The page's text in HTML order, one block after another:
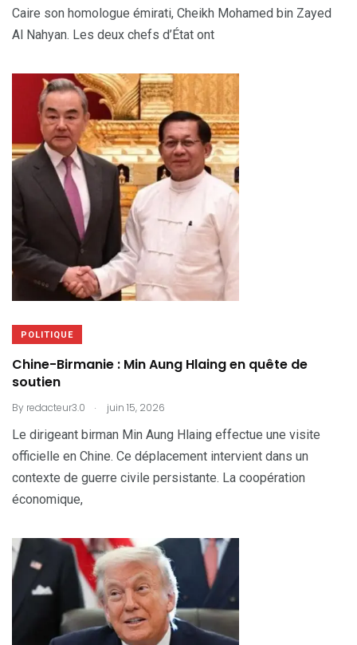
Caire son homologue émirati, Cheikh Mohamed bin Zayed
Al Nahyan. Les deux chefs d’État ont
POLITIQUE
Chine-Birmanie : Min Aung Hlaing en quête de
soutien
By redacteur3.0 . juin 15, 2026
Le dirigeant birman Min Aung Hlaing effectue une visite
officielle en Chine. Ce déplacement intervient dans un
contexte de guerre civile persistante. La coopération
économique,